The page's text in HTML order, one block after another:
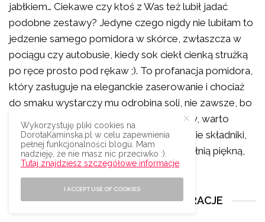
jabłkiem… Ciekawe czy ktoś z Was też lubił jadać
podobne zestawy? Jedyne czego nigdy nie lubiłam to
jedzenie samego pomidora w skórce, zwłaszcza w
pociągu czy autobusie, kiedy sok ciekł cienką strużką
po ręce prosto pod rękaw ;). To profanacja pomidora,
który zasługuje na eleganckie zaserowanie i chociaż
do smaku wystarczy mu odrobina soli, nie zawsze, bo
te słodkie i dojrzałe jadam bez dodatków, warto
poświęcić mu chwilę i dobrać odpowiednie składniki,
które podkreślą jego smak i ładnie uzupełnią piękną,
czerwoną barwę.
MOJE KSIĄŻKI, EBOOKI I DEKORACJE
Wykorzystuję pliki cookies na
DorotaKaminska.pl w celu zapewnienia
pełnej funkcjonalności blogu. Mam
nadzieję, że nie masz nic przeciwko :).
Tutaj znajdziesz szczegółowe informacje
I ACCEPT USE OF COOKIES